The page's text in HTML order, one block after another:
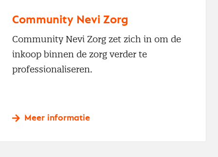
Community Nevi Zorg
Community Nevi Zorg zet zich in om de
inkoop binnen de zorg verder te
professionaliseren.
Meer informatie